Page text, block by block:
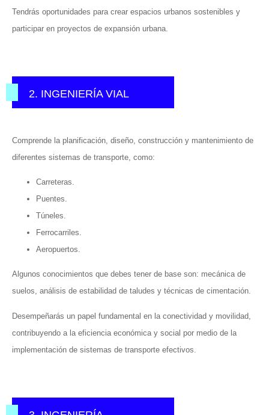
Tendrás oportunidades para crear espacios urbanos sostenibles y
participar en proyectos de expansión urbana.
2. INGENIERÍA VIAL
Comprende la planificación, diseño, construcción y mantenimiento de
diferentes sistemas de transporte, como:
Carreteras.
Puentes.
Túneles.
Ferrocarriles.
Aeropuertos.
Algunos conocimientos que debes tener de base son: mecánica de
suelos, análisis de estabilidad de taludes y técnicas de cimentación.
Desempeñarás un papel fundamental en la conectividad y movilidad,
contribuyendo a la eficiencia económica y social por medio de la
implementación de sistemas de transporte efectivos.